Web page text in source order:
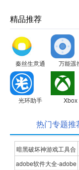
精品推荐
秦丝生意通 万能遥
光环助手 Xbox
热门专题推
暗黑破坏神游戏工具合
集
adobe软件大全-adobe